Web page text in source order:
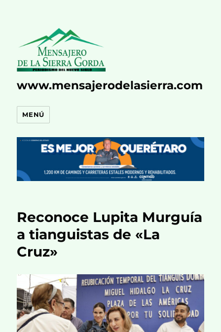
www.mensajerodelasierra.com
MENÚ
Reconoce Lupita Murguía
a tianguistas de «La
Cruz»